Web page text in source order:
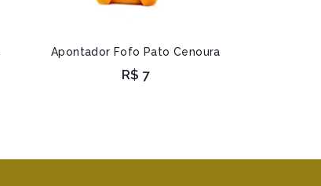
Apontador Fofo Pato Cenoura
R$ 7